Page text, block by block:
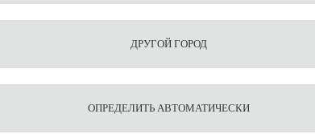
APPIA life XT 2gr 220V white+high groups+ economizer
1 11
ДРУГОЙ ГОРОД
ОПРЕДЕЛИТЬ АВТОМАТИЧЕСКИ